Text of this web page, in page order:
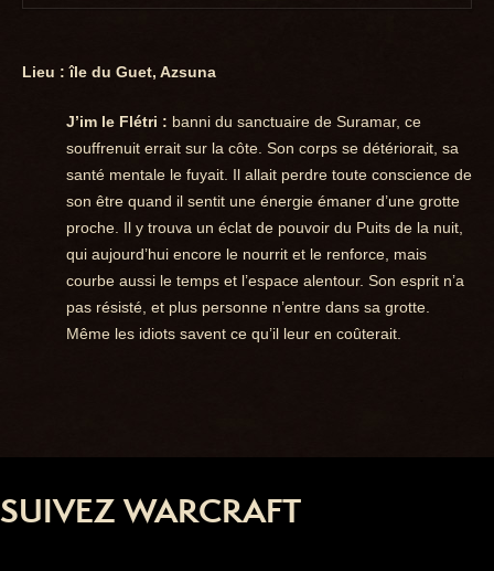
Lieu : île du Guet, Azsuna
J’im le Flétri : banni du sanctuaire de Suramar, ce
souffrenuit errait sur la côte. Son corps se détériorait, sa
santé mentale le fuyait. Il allait perdre toute conscience de
son être quand il sentit une énergie émaner d’une grotte
proche. Il y trouva un éclat de pouvoir du Puits de la nuit,
qui aujourd’hui encore le nourrit et le renforce, mais
courbe aussi le temps et l’espace alentour. Son esprit n’a
pas résisté, et plus personne n’entre dans sa grotte.
Même les idiots savent ce qu’il leur en coûterait.
SUIVEZ WARCRAFT